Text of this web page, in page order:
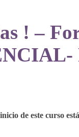
! –
de este curso